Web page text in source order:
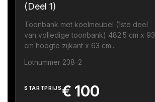
(Deel 1)
Toonbank met koelmeubel (1ste deel
van volledige toonbank) 482.5 cm x 93
cm hoogte zijkant x 63 cm...
Lotnummer 238-2
STARTPRIJS€ 100